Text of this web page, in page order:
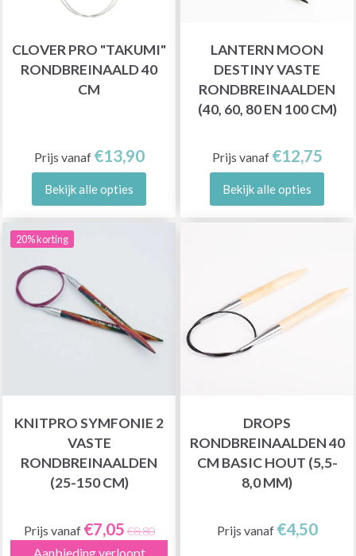
CLOVER PRO "TAKUMI"
RONDBREINAALD 40
CM
Prijs vanaf €13,90
Bekijk alle opties
LANTERN MOON
DESTINY VASTE
RONDBREINAALDEN
(40, 60, 80 EN 100 CM)
Prijs vanaf €12,75
Bekijk alle opties
20% korting
KNITPRO SYMFONIE 2
VASTE
RONDBREINAALDEN
(25-150 CM)
Prijs vanaf €7,05 €8,80
Aanbieding verloopt
DROPS
RONDBREINAALDEN 40
CM BASIC HOUT (5,5-
8,0 MM)
Prijs vanaf €4,50